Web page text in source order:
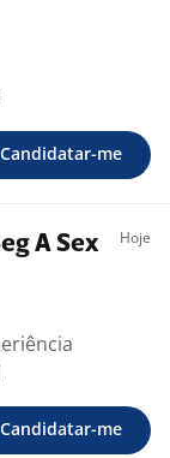
Candidatar-me
A Sex Hoje
Candidatar-me